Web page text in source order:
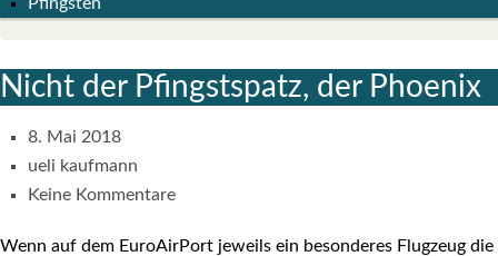
Nicht der Pfingst­spatz, der Phoe­nix
8. Mai 2018
ueli kaufmann
Keine Kommentare
Wenn auf dem Euro­Air­Port jeweils ein beson­de­res Flug­zeug die